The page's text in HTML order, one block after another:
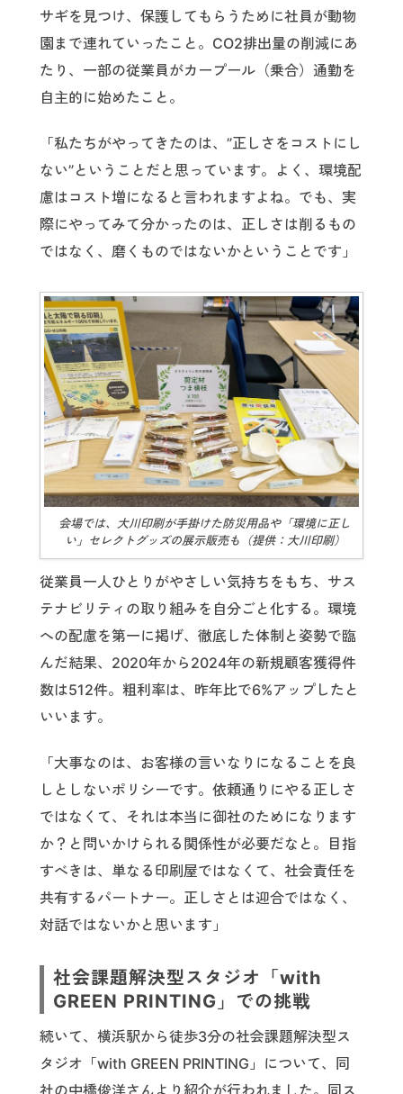
サギを見つけ、保護してもらうために社員が動物
園まで連れていったこと。CO2排出量の削減にあ
たり、一部の従業員がカープール（乗合）通勤を
自主的に始めたこと。
「私たちがやってきたのは、”正しさをコストにし
ない”ということだと思っています。よく、環境配
慮はコスト増になると言われますよね。でも、実
際にやってみて分かったのは、正しさは削るもの
ではなく、磨くものではないかということです」
会場では、大川印刷が手掛けた防災用品や「環境に正し
い」セレクトグッズの展示販売も（提供：大川印刷）
従業員一人ひとりがやさしい気持ちをもち、サス
テナビリティの取り組みを自分ごと化する。環境
への配慮を第一に掲げ、徹底した体制と姿勢で臨
んだ結果、2020年から2024年の新規顧客獲得件
数は512件。粗利率は、昨年比で6%アップしたと
いいます。
「大事なのは、お客様の言いなりになることを良
しとしないポリシーです。依頼通りにやる正しさ
ではなくて、それは本当に御社のためになります
か？と問いかけられる関係性が必要だなと。目指
すべきは、単なる印刷屋ではなくて、社会責任を
共有するパートナー。正しさとは迎合ではなく、
対話ではないかと思います」
社会課題解決型スタジオ「with
GREEN PRINTING」での挑戦
続いて、横浜駅から徒歩3分の社会課題解決型ス
タジオ「with GREEN PRINTING」について、同
社の中橋俊洋さんより紹介が行われました。同ス